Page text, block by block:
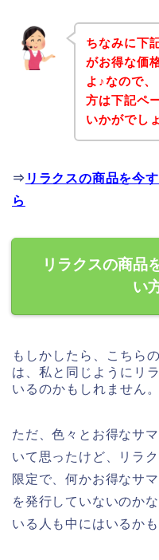
ちなみに下
がお得な価
よ♪なので
方は下記ペ
いかがでし
⇒ リラクスの商品を今
ら
リラクスの商品
い
もしかしたら、こちら
は、私と同じようにリ
いるのかもしれません。
ただ、色々とお得なサ
いて思ったけど、リラ
限定で、何かお得なサ
を発行していないのか
いる人も中にはいるかも